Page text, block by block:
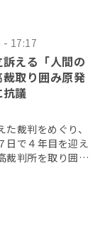
17:17
える「人間の
取り囲み原発
議
裁判をめぐり、
日で４年目を迎え
裁判所を取り囲む
呼びかけた […]